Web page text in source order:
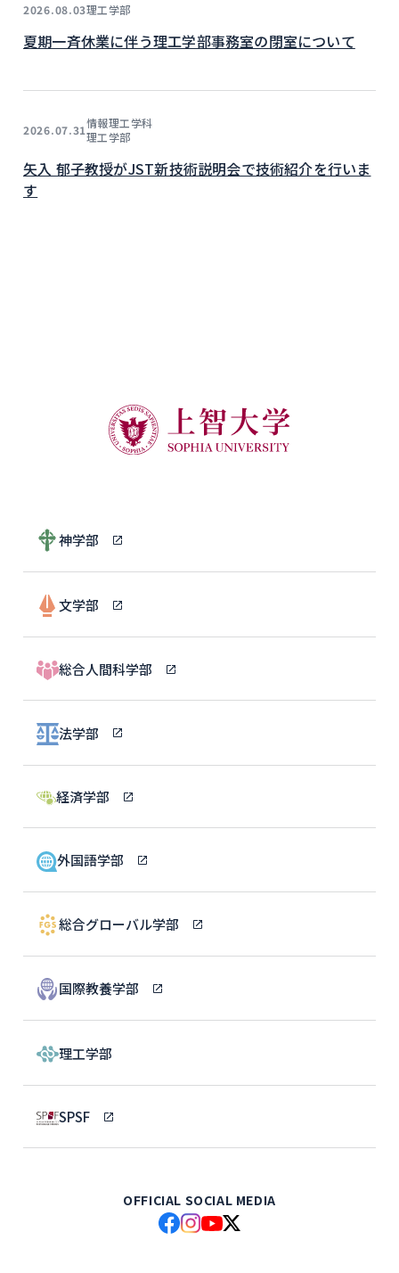
2026.08.03理工学部
夏期一斉休業に伴う理工学部事務室の閉室について
2026.07.31情報理工学科
理工学部
矢入 郁子教授がJST新技術説明会で技術紹介を行いま
す
神学部
文学部
総合人間科学部
法学部
経済学部
外国語学部
総合グローバル学部
国際教養学部
理工学部
SPSF
OFFICIAL SOCIAL MEDIA